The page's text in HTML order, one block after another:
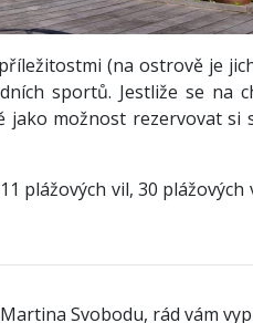
(na ostrově je
sportů. Jestliže se na
možnost rezervovat si
plážových vil, 30
Svobodu, rád vám